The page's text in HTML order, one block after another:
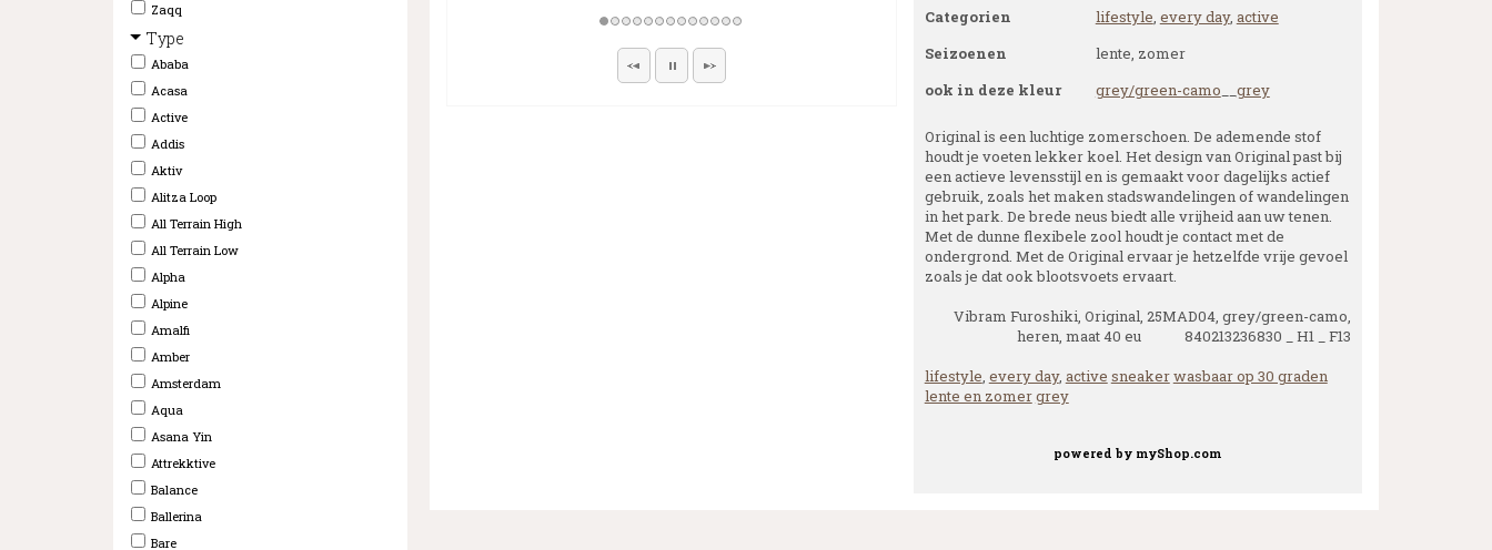
Zaqq
Type
Ababa
Acasa
Active
Addis
Aktiv
Alitza Loop
All Terrain High
All Terrain Low
Alpha
Alpine
Amalfi
Amber
Amsterdam
Aqua
Asana Yin
Attrekktive
Balance
Ballerina
Bare
Categorien
lifestyle, every day, active
Seizoenen
lente, zomer
ook in deze kleur
grey/green-camo grey
Original is een luchtige zomerschoen. De ademende stof
houdt je voeten lekker koel. Het design van Original past bij
een actieve levensstijl en is gemaakt voor dagelijks actief
gebruik, zoals het maken stadswandelingen of wandelingen
in het park. De brede neus biedt alle vrijheid aan uw tenen.
Met de dunne flexibele zool houdt je contact met de
ondergrond. Met de Original ervaar je hetzelfde vrije gevoel
zoals je dat ook blootsvoets ervaart.
Vibram Furoshiki, Original, 25MAD04, grey/green-camo,
heren, maat 40 eu 840213236830 _ H1 _ F13
lifestyle, every day, active sneakerwasbaar op 30 graden
lente en zomergrey
powered by myShop.com